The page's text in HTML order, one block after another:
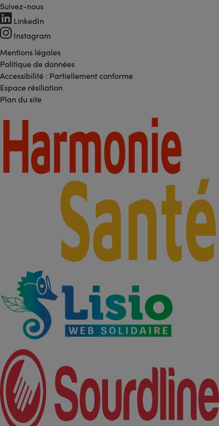
Footer
-
Réseaux
sociaux
Suivez-nous
LinkedIn
Instagram
Footer
-
Liens
légaux
Mentions légales
Politique de données
Accessibilité : Partiellement conforme
Espace résiliation
Plan du site
Footer
Partenaires